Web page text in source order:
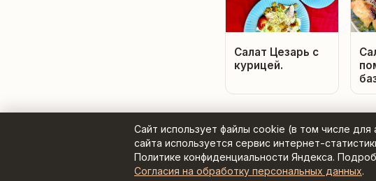
Сайт использует файлы cookie (в том числе
сайта используется сервис интернет-
Политике конфиденциальности Яндекса.
Согласия на обработку персональных данных.
Салат Цезарь с
курицей.
Рецепты с